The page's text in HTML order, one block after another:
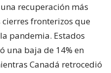
recuperación más
fronterizos que
pandemia. Estados
una baja de 14% en
Canadá retrocedió